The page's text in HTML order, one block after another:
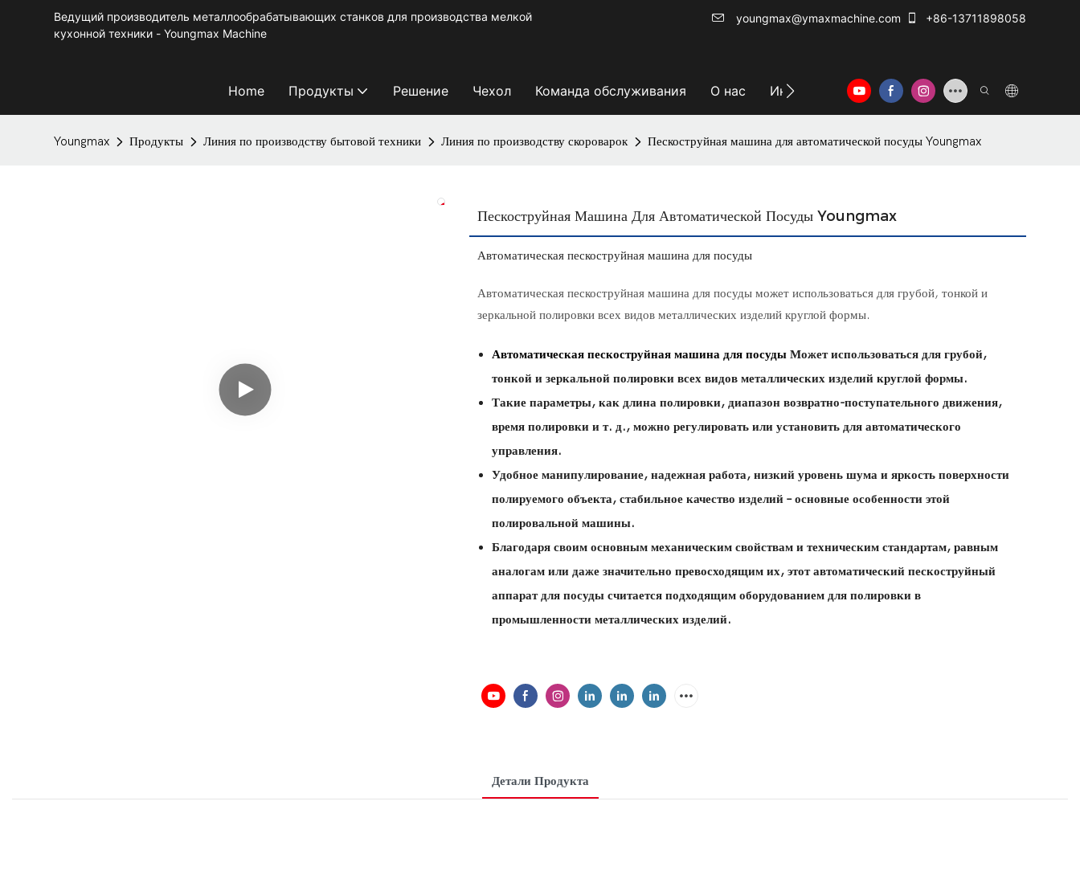
Ведущий производитель металлообрабатывающих станков для производства мелкой
кухонной техники - Youngmax Machine
youngmax@ymaxmachine.com +86-13711898058
Home Продукты Решение Чехол Команда обслуживания О нас Информационный центр Свяжитесь с
Youngmax Продукты Линия по производству бытовой техники Линия по производству скороварок Пескоструйная машина для автоматической посуды Youngmax
Пескоструйная Машина Для Автоматической Посуды Youngmax
Автоматическая пескоструйная машина для посуды
Автоматическая пескоструйная машина для посуды может использоваться для грубой, тонкой и
зеркальной полировки всех видов металлических изделий круглой формы.
Автоматическая пескоструйная машина для посуды Может использоваться для грубой,
тонкой и зеркальной полировки всех видов металлических изделий круглой формы.
Такие параметры, как длина полировки, диапазон возвратно-поступательного движения,
время полировки и т. д., можно регулировать или установить для автоматического
управления.
Удобное манипулирование, надежная работа, низкий уровень шума и яркость поверхности
полируемого объекта, стабильное качество изделий – основные особенности этой
полировальной машины.
Благодаря своим основным механическим свойствам и техническим стандартам, равным
аналогам или даже значительно превосходящим их, этот автоматический пескоструйный
аппарат для посуды считается подходящим оборудованием для полировки в
промышленности металлических изделий.
Детали Продукта